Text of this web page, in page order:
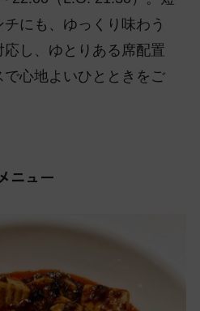
にも、ゆっくり味わう
し、ゆとりある席配置
心地よいひとときをご
ニュー